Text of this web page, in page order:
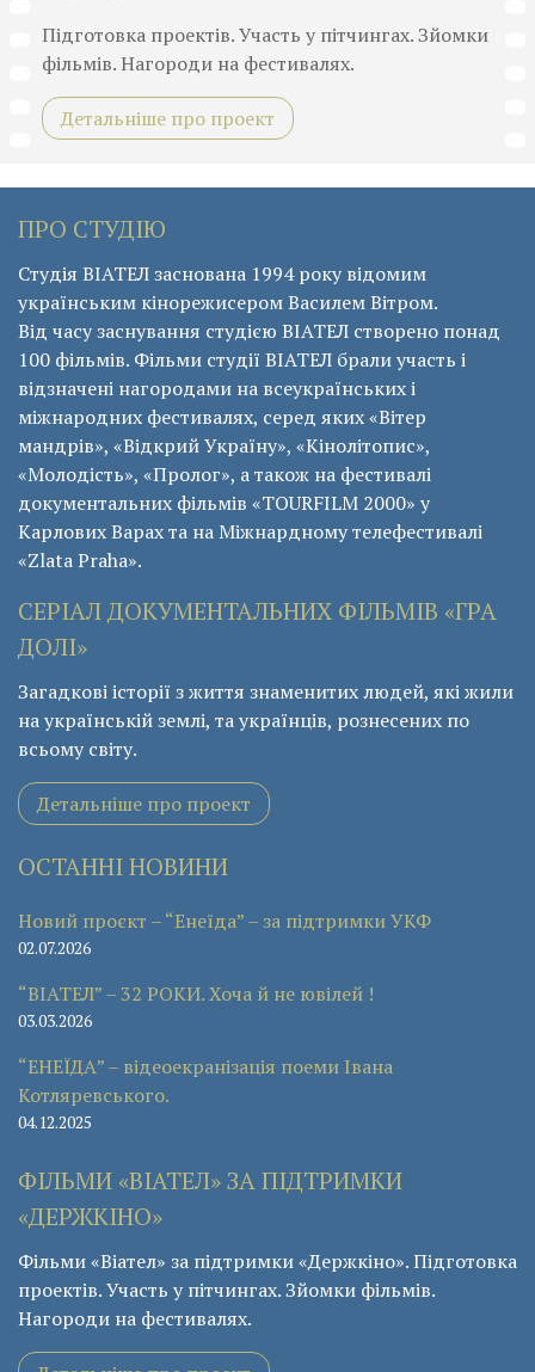
Підготовка проектів. Участь у пітчингах. Зйомки
фільмів. Нагороди на фестивалях.
Детальніше про проект
ПРО СТУДІЮ
Студія ВІАТЕЛ заснована 1994 року відомим
українським кінорежисером Василем Вітром.
Від часу заснування студією ВІАТЕЛ створено понад
100 фільмів. Фільми студії ВІАТЕЛ брали участь і
відзначені нагородами на всеукраїнських і
міжнародних фестивалях, серед яких «Вітер
мандрів», «Відкрий Україну», «Кінолітопис»,
«Молодість», «Пролог», а також на фестивалі
документальних фільмів «ТОURFILM 2000» у
Карлових Варах та на Міжнардному телефестивалі
«Zlata Praha».
СЕРІАЛ ДОКУМЕНТАЛЬНИХ ФІЛЬМІВ «ГРА
ДОЛІ»
Загадкові історії з життя знаменитих людей, які жили
на українській землі, та українців, рознесених по
всьому світу.
Детальніше про проект
ОСТАННІ НОВИНИ
Новий проєкт – “Енеїда” – за підтримки УКФ
02.07.2026
“ВІАТЕЛ” – 32 РОКИ. Хоча й не ювілей !
03.03.2026
“ЕНЕЇДА” – відеоекранізація поеми Івана
Котляревського.
04.12.2025
ФІЛЬМИ «ВІАТЕЛ» ЗА ПІДТРИМКИ
«ДЕРЖКІНО»
Фільми «Віател» за підтримки «Держкіно». Підготовка
проектів. Участь у пітчингах. Зйомки фільмів.
Нагороди на фестивалях.